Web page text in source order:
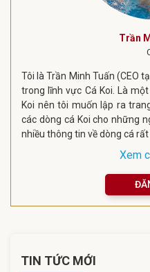
Trần
Tôi là Trần Minh Tuấn (CEO
trong lĩnh vực Cá Koi. Là
Koi nên tôi muốn lập ra
các dòng cá Koi cho những
nhiều thông tin về dòng cá
Xem
TIN TỨC MỚI